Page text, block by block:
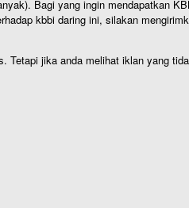
Bagi yang ingin mendapatkan
kbbi daring ini, silakan
Tetapi jika anda melihat iklan yang